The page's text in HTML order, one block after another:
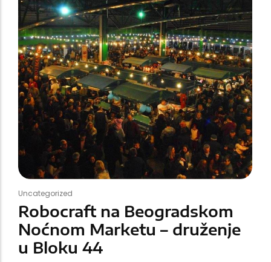
Uncategorized
Robocraft na Beogradskom
Noćnom Marketu – druženje
u Bloku 44